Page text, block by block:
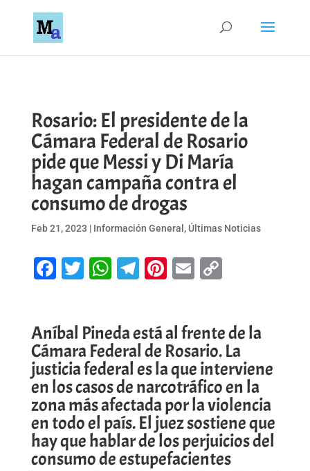
Rosario: El presidente de la
Cámara Federal de Rosario
pide que Messi y Di María
hagan campaña contra el
consumo de drogas
Feb 21, 2023 | Información General , Últimas Noticias
Facebook
Twitter
WhatsApp
Telegram
Pinterest
EmailCopy
Aníbal Pineda está al frente de la
Cámara Federal de Rosario. La
justicia federal es la que interviene
en los casos de narcotráfico en la
zona más afectada por la violencia
en todo el país. El juez sostiene que
hay que hablar de los perjuicios del
consumo de estupefacientes